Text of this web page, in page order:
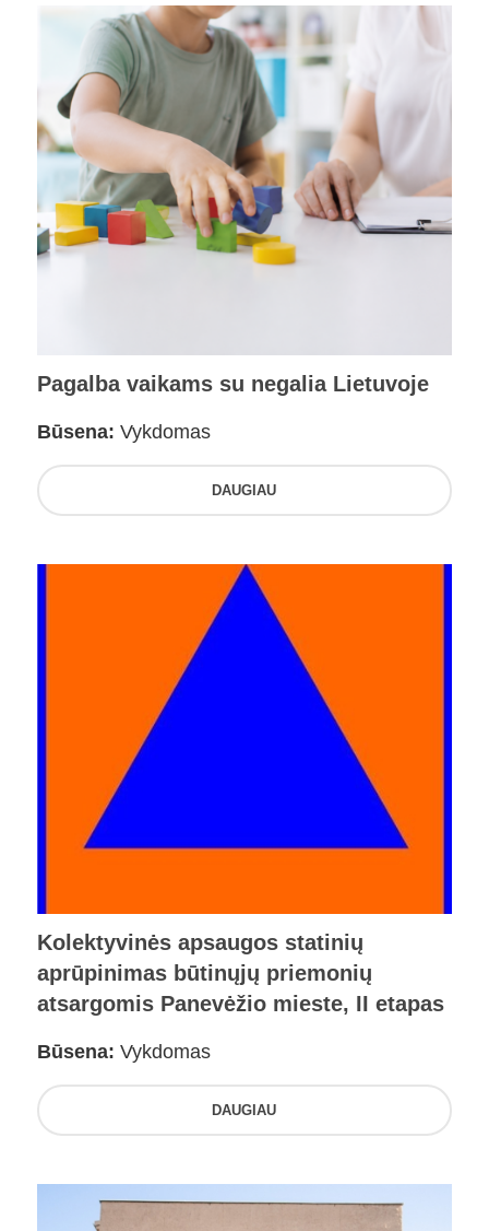
Pagalba vaikams su negalia Lietuvoje
Būsena: Vykdomas
DAUGIAU
Kolektyvinės apsaugos statinių
aprūpinimas būtinųjų priemonių
atsargomis Panevėžio mieste, II etapas
Būsena: Vykdomas
DAUGIAU